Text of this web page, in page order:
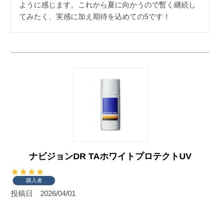
ように感じます。これから夏に向かうので暫く継続し
てみたく、実感に加え期待を込めての5です！
ナビジョンDR TAホワイトプロテクトUV
購入者
投稿日 2026/04/01